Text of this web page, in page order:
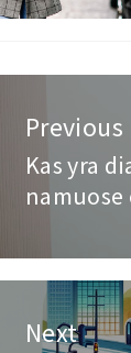
Previous
Previous
post:
Kas yra
namuose
Next